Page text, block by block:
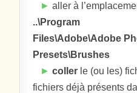
► aller à
..\Program
Files\Adobe\Adobe
Presets\Brushes
► coller le (ou les)
fichiers déjà présents